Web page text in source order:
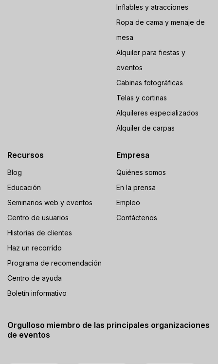
Inflables y atracciones
Ropa de cama y menaje de
mesa
Alquiler para fiestas y
eventos
Cabinas fotográficas
Telas y cortinas
Alquileres especializados
Alquiler de carpas
Recursos
Blog
Educación
Seminarios web y eventos
Centro de usuarios
Historias de clientes
Haz un recorrido
Programa de recomendación
Centro de ayuda
Boletín informativo
Empresa
Quiénes somos
En la prensa
Empleo
Contáctenos
Orgulloso miembro de las principales organizaciones
de eventos